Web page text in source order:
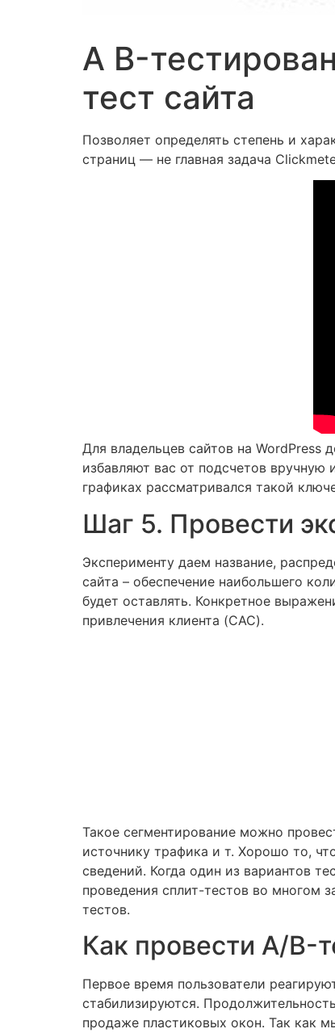
A B-
тест сайта
Позволяет определять степень и
страниц — не главная задача
Для владельцев сайтов на WordPress
избавляют вас от подсчетов
графиках рассматривался такой
Шаг 5. Провести
Эксперименту даем название,
сайта – обеспечение наибольшего
будет оставлять. Конкретное
привлечения клиента (CAC).
Такое сегментирование можно
источнику трафика и т. Хорошо то,
сведений. Когда один из вариантов
проведения сплит-тестов во многом
тестов.
Как провести A/B-
Первое время пользователи
стабилизируются.
продаже пластиковых окон. Так как